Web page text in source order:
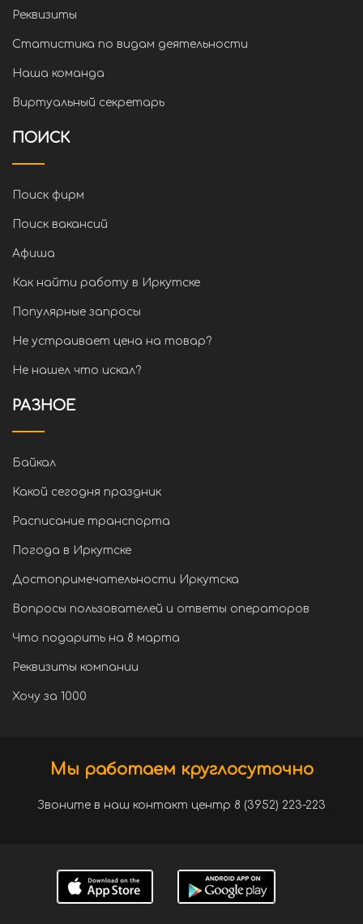
Реквизиты
Статистика по видам деятельности
Наша команда
Виртуальный секретарь
ПОИСК
Поиск фирм
Поиск вакансий
Афиша
Как найти работу в Иркутске
Популярные запросы
Не устраивает цена на товар?
Не нашел что искал?
РАЗНОЕ
Байкал
Какой сегодня праздник
Расписание транспорта
Погода в Иркутске
Достопримечательности Иркутска
Вопросы пользователей и ответы операторов
Что подарить на 8 марта
Реквизиты компании
Хочу за 1000
Мы работаем круглосуточно
Звоните в наш контакт центр 8 (3952) 223-223